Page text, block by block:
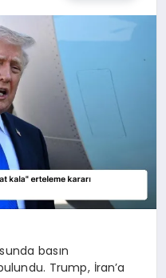
basın
Trump, İran’a